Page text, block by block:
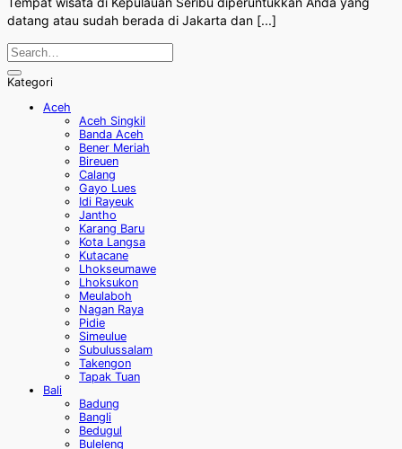
datang atau sudah berada di Jakarta dan [...]
Kategori
Aceh
Aceh Singkil
Banda Aceh
Bener Meriah
Bireuen
Calang
Gayo Lues
Idi Rayeuk
Jantho
Karang Baru
Kota Langsa
Kutacane
Lhokseumawe
Lhoksukon
Meulaboh
Nagan Raya
Pidie
Simeulue
Subulussalam
Takengon
Tapak Tuan
Bali
Badung
Bangli
Bedugul
Buleleng